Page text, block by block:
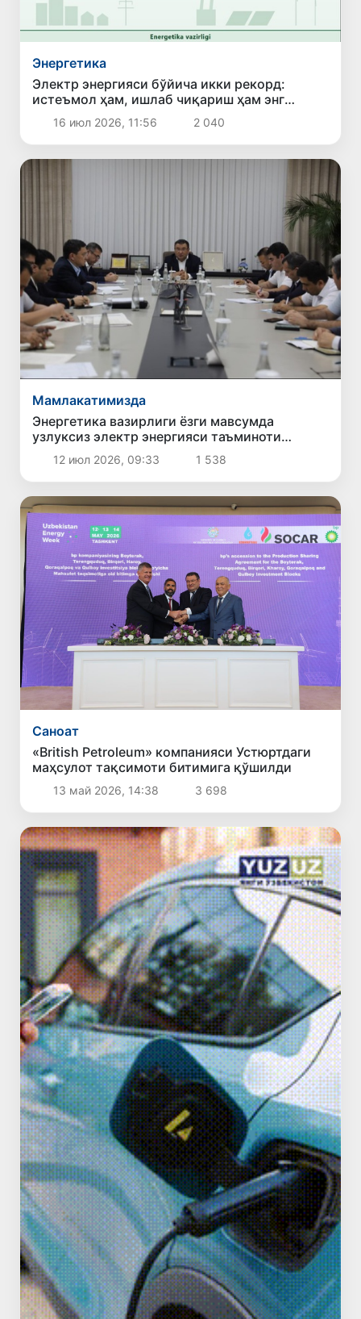
Энергетика
Электр энергияси бўйича икки рекорд:
истеъмол ҳам, ишлаб чиқариш ҳам энг
юқори кўрсаткичга чиқди
16 июл 2026, 11:56 2 040
Мамлакатимизда
Энергетика вазирлиги ёзги мавсумда
узлуксиз электр энергияси таъминоти
бўйича чораларни кучайтирмоқда
12 июл 2026, 09:33 1 538
Саноат
«British Petroleum» компанияси Устюртдаги
маҳсулот тақсимоти битимига қўшилди
13 май 2026, 14:38 3 698